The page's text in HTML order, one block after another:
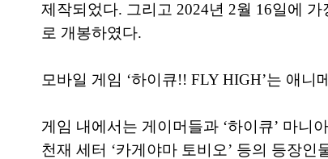
제작되었다. 그리고 2024년 2월 16일에
로 개봉하였다.
모바일 게임 ‘하이큐!! FLY HIGH’는 애
게임 내에서는 게이머들과 ‘하이큐’ 마니
천재 세터 ‘카게야마 토비오’ 등의 등장